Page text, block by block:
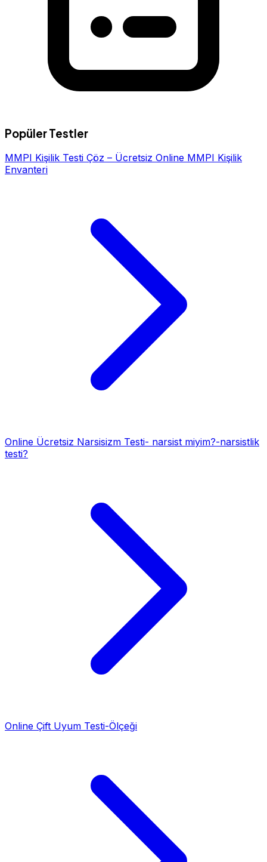
Popüler Testler
MMPI Kişilik Testi Çöz – Ücretsiz Online MMPI Kişilik
Envanteri
Online Ücretsiz Narsisizm Testi- narsist miyim?-narsistlik
testi?
Online Çift Uyum Testi-Ölçeği